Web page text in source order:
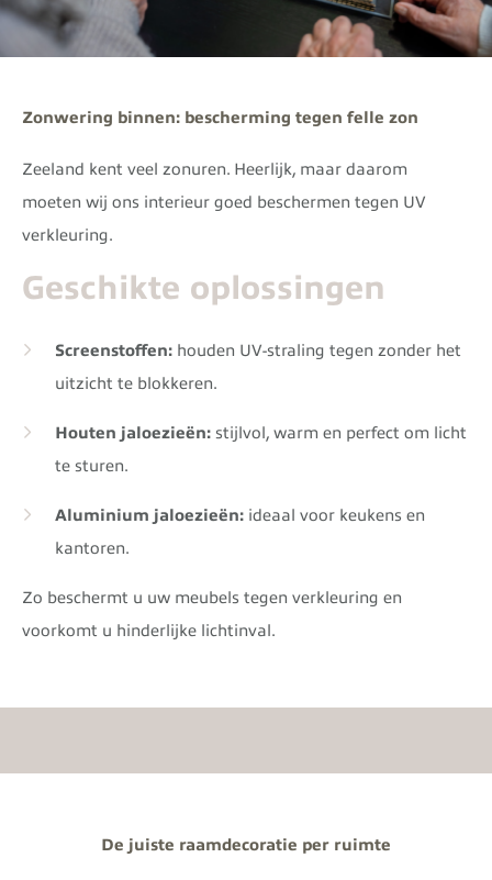
Zonwering binnen: bescherming tegen felle zon
Zeeland kent veel zonuren. Heerlijk, maar daarom
moeten wij ons interieur goed beschermen tegen UV
verkleuring.
Geschikte oplossingen
Screenstoffen: houden UV-straling tegen zonder het
uitzicht te blokkeren.
Houten jaloezieën: stijlvol, warm en perfect om licht
te sturen.
Aluminium jaloezieën: ideaal voor keukens en
kantoren.
Zo beschermt u uw meubels tegen verkleuring en
voorkomt u hinderlijke lichtinval.
De juiste raamdecoratie per ruimte